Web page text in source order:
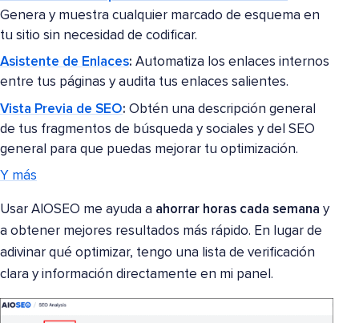
Genera y muestra cualquier marcado de esquema en
tu sitio sin necesidad de codificar.
Asistente de Enlaces: Automatiza los enlaces internos
entre tus páginas y audita tus enlaces salientes.
Vista Previa de SEO: Obtén una descripción general
de tus fragmentos de búsqueda y sociales y del SEO
general para que puedas mejorar tu optimización.
Y más
Usar AIOSEO me ayuda a ahorrar horas cada semana y
a obtener mejores resultados más rápido. En lugar de
adivinar qué optimizar, tengo una lista de verificación
clara y información directamente en mi panel.